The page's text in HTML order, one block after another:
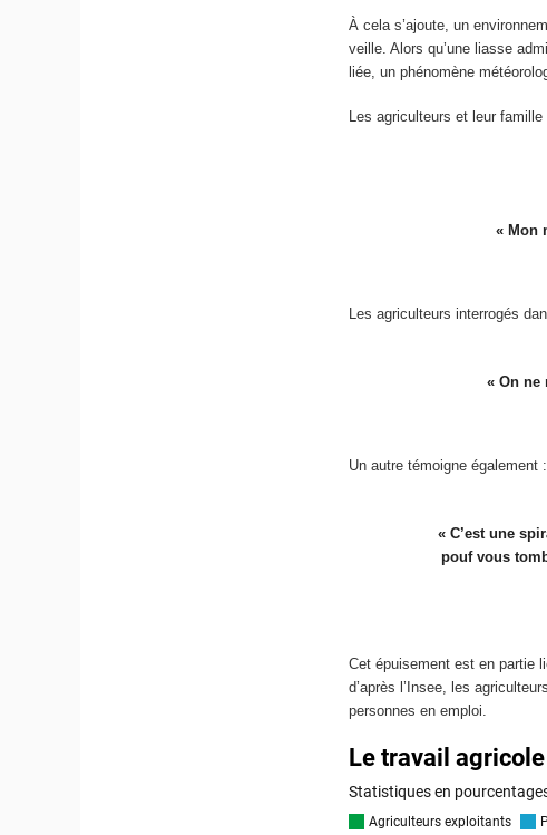
À cela s’ajoute, un
veille. Alors qu’une liasse
liée, un phénomène
Les agriculteurs et leur
« Mon
Les agriculteurs interrogés
« On ne
Un autre témoigne également :
« C’est une
pouf vous
Cet épuisement est en partie
d’après l’Insee, les
personnes en emploi.